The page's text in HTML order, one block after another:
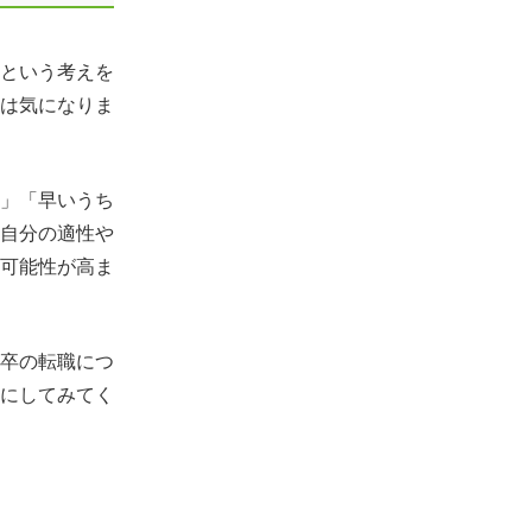
いう考えを
気になりま
「早いうち
分の適性や
能性が高ま
の転職につ
してみてく